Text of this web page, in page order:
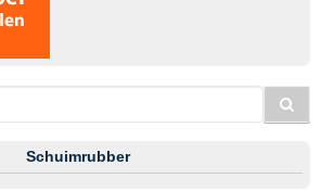
Schuimrubber